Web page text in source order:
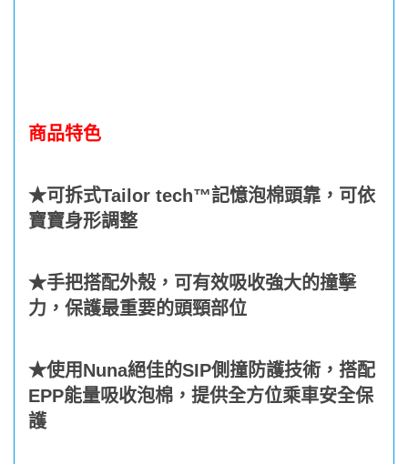
商品特色
★可拆式Tailor tech™記憶泡棉頭靠，可依
寶寶身形調整
★手把搭配外殼，可有效吸收強大的撞擊
力，保護最重要的頭頸部位
★使用Nuna絕佳的SIP側撞防護技術，搭配
EPP能量吸收泡棉，提供全方位乘車安全保
護